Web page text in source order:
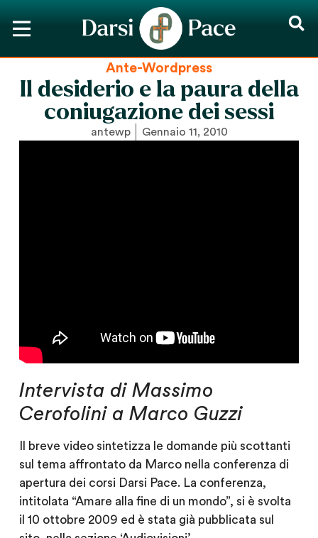
Ante-Wordpress
Il desiderio e la paura della
coniugazione dei sessi
antewp Gennaio 11, 2010
Intervista di Massimo
Cerofolini a Marco Guzzi
Il breve video sintetizza le domande più scottanti
sul tema affrontato da Marco nella conferenza di
apertura dei corsi Darsi Pace. La conferenza,
intitolata “Amare alla fine di un mondo”, si è svolta
il 10 ottobre 2009 ed è stata già pubblicata sul